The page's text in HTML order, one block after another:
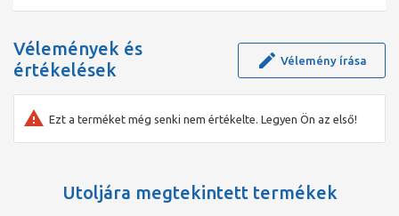
Vélemények és
értékelések
Vélemény írása
Ezt a terméket még senki nem értékelte. Legyen Ön az első!
Utoljára megtekintett termékek